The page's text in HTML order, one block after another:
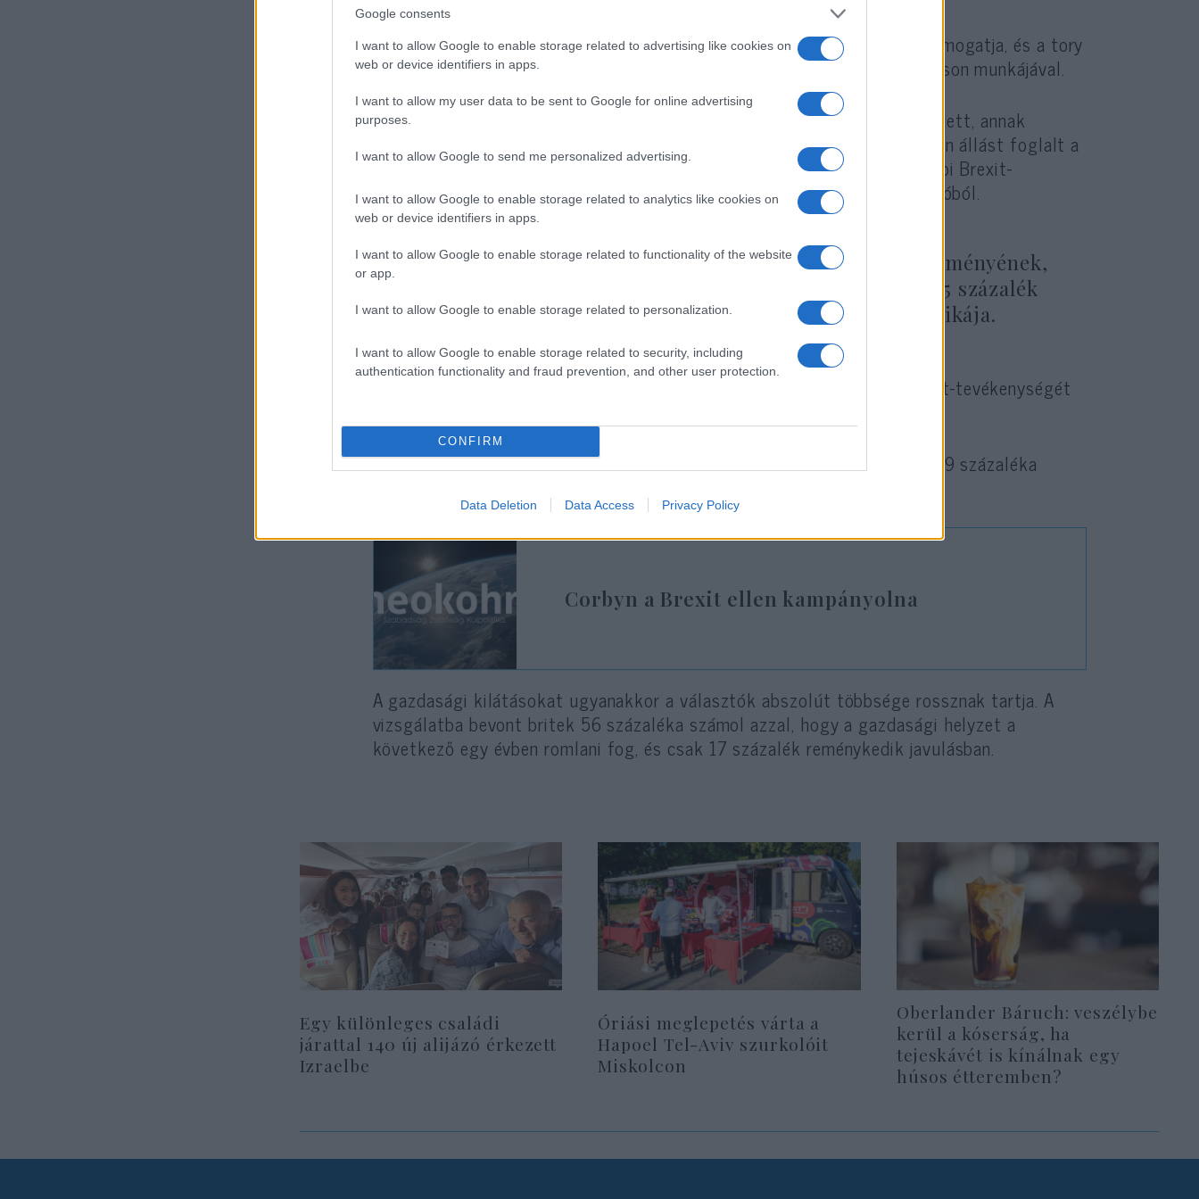
Google consents
I want to allow Google to enable storage related to advertising like cookies on
web or device identifiers in apps.
I want to allow my user data to be sent to Google for online advertising
purposes.
I want to allow Google to send me personalized advertising.
I want to allow Google to enable storage related to analytics like cookies on
web or device identifiers in apps.
I want to allow Google to enable storage related to functionality of the website
or app.
I want to allow Google to enable storage related to personalization.
I want to allow Google to enable storage related to security, including
authentication functionality and fraud prevention, and other user protection.
CONFIRM
Data Deletion Data Access Privacy Policy
A Konzervatív Párt szavazótáborán belül Boris Johnsont 80 százalék támogatja, és a tory
szavazók mindössze 9 százaléka mondta azt, hogy nincs kibékülve Johnson munkájával.
A brit választók relatív többsége Johnson Brexit-stratégiájával is elégedett, annak
ellenére, hogy jóllehet a kormányfő az elmúlt hetekben igen határozottan állást foglalt a
brit EU-tagság megszűnése mellet az éppen csütörtök éjjel lejáró korábbi Brexit-
határidőig, az Egyesült Királyság csütörtökön nem lép ki az Európai Unióból.
A megkérdezettek 47 százaléka adott hangot annak a véleményének,
hogy Boris Johnson jó munkát végez a Brexit ügyében, 45 százalék
szerint nem megfelelő a brit miniszterelnök Brexit-politikája.
Egy hónappal korábban még 38-53 volt a megoszlás a kormányfő Brexit-tevékenységét
Jeremy Corbyn Brexit-stratégiáját a választók 11 százaléka támogatja, 79 százaléka
Corbyn a Brexit ellen kampányolna
A gazdasági kilátásokat ugyanakkor a választók abszolút többsége rossznak tartja. A
vizsgálatba bevont britek 56 százaléka számol azzal, hogy a gazdasági helyzet a
következő egy évben romlani fog, és csak 17 százalék reménykedik javulásban.
Egy különleges családi
járattal 140 új alijázó érkezett
Izraelbe
Óriási meglepetés várta a
Hapoel Tel-Aviv szurkolóit
Miskolcon
Oberlander Báruch: veszélybe
kerül a kóserság, ha
tejeskávét is kínálnak egy
húsos étteremben?